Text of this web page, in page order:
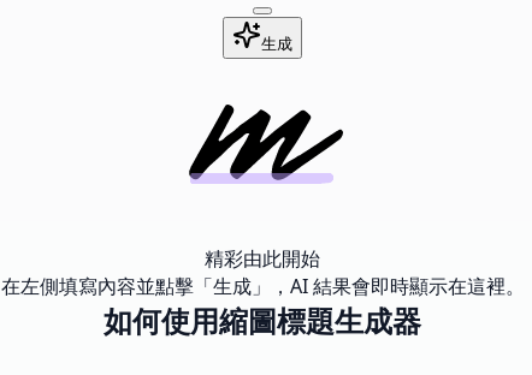
生成
精彩由此開始
在左側填寫內容並點擊「生成」，AI 結果會即時顯示在這裡。
如何使用縮圖標題生成器